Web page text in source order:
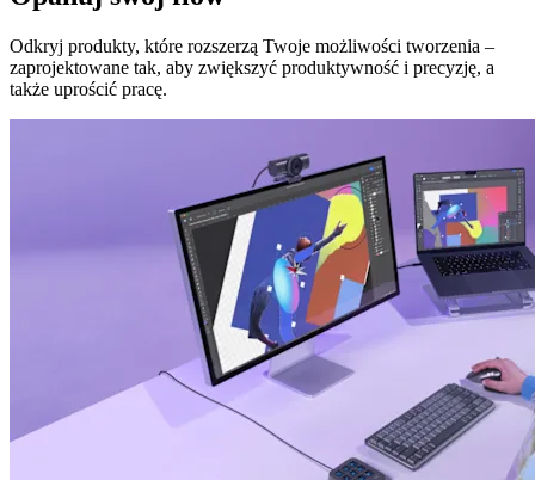
Odkryj produkty, które rozszerzą Twoje możliwości tworzenia –
zaprojektowane tak, aby zwiększyć produktywność i precyzję, a
także uprościć pracę.